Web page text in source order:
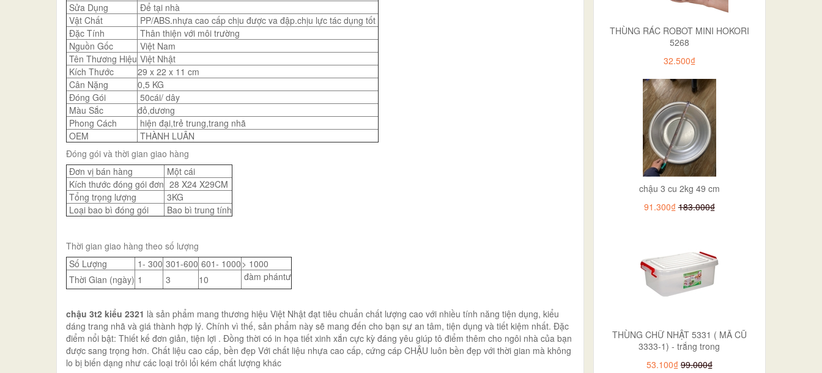
Sửa Dụng
Để tại nhà
Vật Chất
PP/ABS.nhựa cao cấp chịu được va đập.chịu lực tác dụng tốt
Đặc Tính
Thân thiện với môi trường
Nguồn Gốc
Việt Nam
Tên Thương Hiệu Việt Nhật
Kích Thước
29 x 22 x 11 cm
Cân Nặng
0,5 KG
Đóng Gói
50cái/ dây
Màu Sắc
đỏ,dương
Phong Cách
hiện đại,trẻ trung,trang nhã
OEM
THÀNH LUÂN
Đóng gói và thời gian giao hàng
Đơn vị bán hàng
Một cái
Kích thước đóng gói đơn 28 X24 X29CM
Tổng trọng lượng
3KG
Loại bao bì đóng gói
Bao bì trung tính
Thời gian giao hàng theo số lượng
Số Lượng
1- 300 301-600 601- 1000> 1000
Thời Gian (ngày) 1 3 10 đàm phántư
chậu 3t2 kiểu 2321 là sản phẩm mang thương hiệu Việt Nhật đạt tiêu chuẩn chất lượng cao với nhiều tính năng tiện dụng, kiểu
dáng trang nhã và giá thành hợp lý. Chính vì thế, sản phẩm này sẽ mang đến cho bạn sự an tâm, tiện dụng và tiết kiệm nhất. Đặc
điểm nổi bật: Thiết kế đơn giản, tiện lợi . Đồng thời có in họa tiết xinh xắn cực kỳ đáng yêu giúp tô điểm thêm cho ngôi nhà của bạn
được sang trọng hơn. Chất liệu cao cấp, bền đẹp Với chất liệu nhựa cao cấp, cứng cáp CHẬU luôn bền đẹp với thời gian mà không
lo bị biến dạng như các loại trôi lổi kém chất lượng khác
THÙNG RÁC ROBOT MINI HOKORI
5268
32.500₫
chậu 3 cu 2kg 49 cm
91.300₫ 183.000₫
THÙNG CHỮ NHẬT 5331 ( MÃ CŨ
3333-1) - trắng trong
53.100₫ 99.000₫